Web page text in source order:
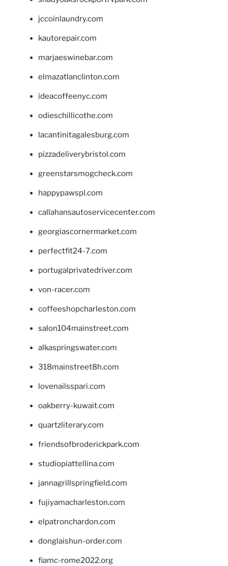
jccoinlaundry.com
kautorepair.com
marjaeswinebar.com
elmazatlanclinton.com
ideacoffeenyc.com
odieschillicothe.com
lacantinitagalesburg.com
pizzadeliverybristol.com
greenstarsmogcheck.com
happypawspl.com
callahansautoservicecenter.com
georgiascornermarket.com
perfectfit24-7.com
portugalprivatedriver.com
von-racer.com
coffeeshopcharleston.com
salon104mainstreet.com
alkaspringswater.com
318mainstreet8h.com
lovenailsspari.com
oakberry-kuwait.com
quartzliterary.com
friendsofbroderickpark.com
studiopiattellina.com
jannagrillspringfield.com
fujiyamacharleston.com
elpatronchardon.com
donglaishun-order.com
fiamc-rome2022.org